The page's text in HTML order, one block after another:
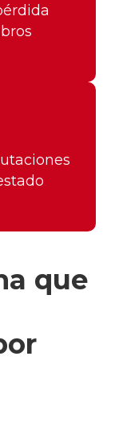
que